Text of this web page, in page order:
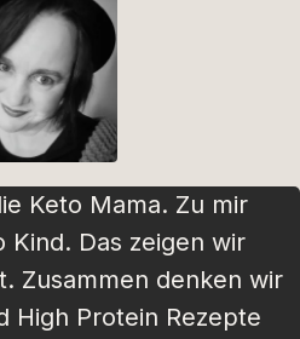
Keto Mama. Zu mir
Kind. Das zeigen wir
Zusammen denken wir
High Protein Rezepte